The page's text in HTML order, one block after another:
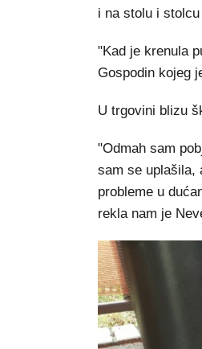
i na stolu i
"Kad je krenula
Gospodin kojeg
U trgovini blizu
"Odmah sam
sam se uplašila,
probleme u
rekla nam je